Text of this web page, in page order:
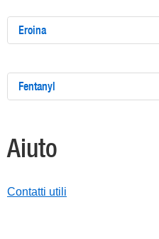
Eroina
Fentanyl
Aiuto
Contatti utili